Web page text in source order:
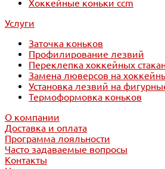
Хоккейные коньки ccm
Услуги
Заточка коньков
Профилирование лезвий
Переклепка хоккейных
Замена люверсов на
Установка лезвий на
Термоформовка коньков
О компании
Доставка и оплата
Программа лояльности
Часто задаваемые вопросы
Контакты